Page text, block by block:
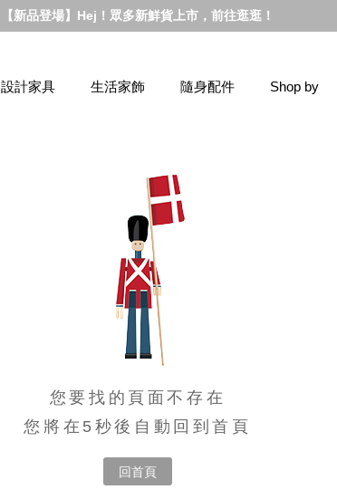
【新品登場】Hej！眾多新鮮貨上市，前往逛逛！
設計家具 生活家飾 隨身配件 Shop by
您要找的頁面不存在
您將在5秒後自動回到首頁
回首頁